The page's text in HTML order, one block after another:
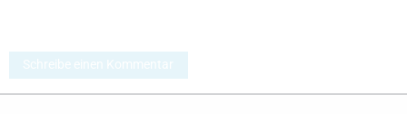
Schreibe einen Kommentar